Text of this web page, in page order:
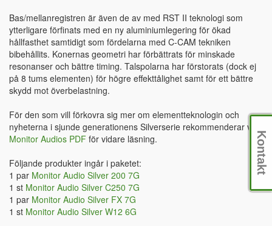
Bas/mellanregistren är även de av med RST II teknologi som
ytterligare förfinats med en ny aluminiumlegering för ökad
hållfasthet samtidigt som fördelarna med C-CAM tekniken
bibehållits. Konernas geometri har förbättrats för minskade
resonanser och bättre timing. Talspolarna har förstorats (dock ej
på 8 tums elementen) för högre effekttålighet samt för ett bättre
skydd mot överbelastning.
För den som vill förkovra sig mer om elementteknologin och
nyheterna i sjunde generationens Silverserie rekommenderar vi
Monitor Audios PDF för vidare läsning.
Följande produkter ingår i paketet:
1 par Monitor Audio Silver 200 7G
1 st Monitor Audio Silver C250 7G
1 par Monitor Audio Silver FX 7G
1 st Monitor Audio Silver W12 6G
Kontakt